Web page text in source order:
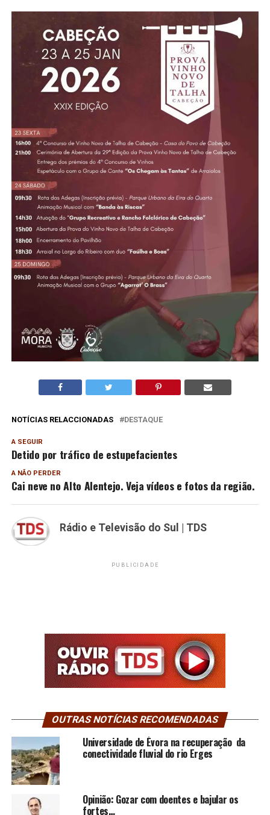
NOTÍCIAS RELACCIONADAS DESTAQUE
A SEGUIR
Detido por tráfico de estupefacientes
A NÃO PERDER
Cai neve no Alto Alentejo. Veja vídeos e fotos da região.
Rádio e Televisão do Sul | TDS
PUBLICIDADE
OUTRAS NOTÍCIAS RECOMENDADAS
Universidade de Évora na recuperação da
conectividade fluvial do rio Erges
Opinião: Gozar com doentes e bajular os
fortes…